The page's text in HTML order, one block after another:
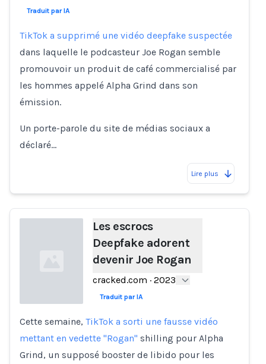
Traduit par IA
TikTok a supprimé une vidéo deepfake suspectée
dans laquelle le podcasteur Joe Rogan semble
promouvoir un produit de café commercialisé par
les hommes appelé Alpha Grind dans son
émission.
Un porte-parole du site de médias sociaux a
déclaré…
Lire plus
Les escrocs
Deepfake adorent
devenir Joe Rogan
cracked.com · 2023
Traduit par IA
Cette semaine, TikTok a sorti une fausse vidéo
mettant en vedette "Rogan" shilling pour Alpha
Grind, un supposé booster de libido pour les